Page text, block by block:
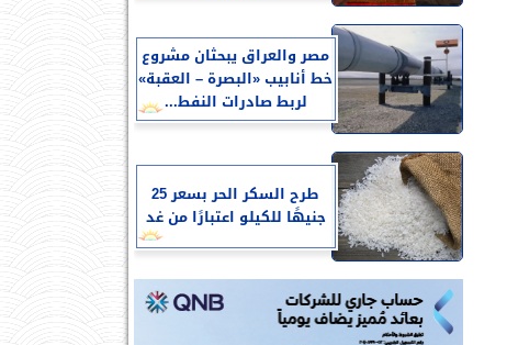
مصر والعراق يبحثان مشروع
خط أنابيب «البصرة – العقبة»
لربط صادرات النفط...
طرح السكر الحر بسعر 25
جنيهًا للكيلو اعتبارًا من غد